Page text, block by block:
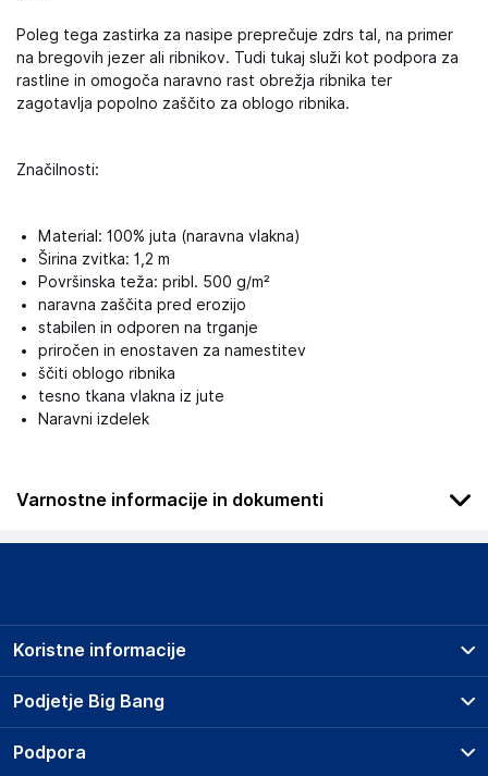
Poleg tega zastirka za nasipe preprečuje zdrs tal, na primer
na bregovih jezer ali ribnikov. Tudi tukaj služi kot podpora za
rastline in omogoča naravno rast obrežja ribnika ter
zagotavlja popolno zaščito za oblogo ribnika.
Značilnosti:
Material: 100% juta (naravna vlakna)
Širina zvitka: 1,2 m
Površinska teža: pribl. 500 g/m²
naravna zaščita pred erozijo
stabilen in odporen na trganje
priročen in enostaven za namestitev
ščiti oblogo ribnika
tesno tkana vlakna iz jute
Naravni izdelek
Varnostne informacije in dokumenti
Podatki o proizvajalcu
Aquagart Trading GmbH
Germany
Podjetje Big Bang
O podjetju
Koristne informacije
Prodajna mesta
Storitve
Podpora